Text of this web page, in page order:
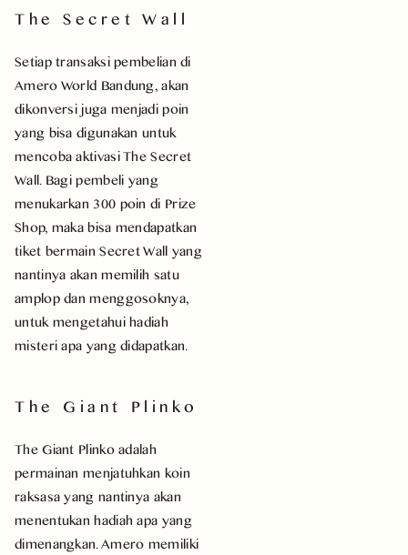
The Secret Wall
Setiap transaksi pembelian di
Amero World Bandung, akan
dikonversi juga menjadi poin
yang bisa digunakan untuk
mencoba aktivasi The Secret
Wall. Bagi pembeli yang
menukarkan 300 poin di Prize
Shop, maka bisa mendapatkan
tiket bermain Secret Wall yang
nantinya akan memilih satu
amplop dan menggosoknya,
untuk mengetahui hadiah
misteri apa yang didapatkan.
The Giant Plinko
The Giant Plinko adalah
permainan menjatuhkan koin
raksasa yang nantinya akan
menentukan hadiah apa yang
dimenangkan. Amero memiliki